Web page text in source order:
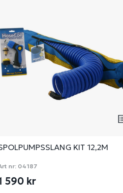
KIT 12,2M
nr: 04187
590 kr